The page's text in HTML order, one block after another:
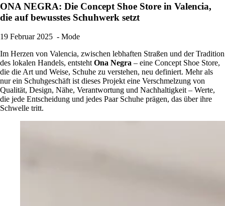
ONA NEGRA: Die Concept Shoe Store in Valencia,
die auf bewusstes Schuhwerk setzt
19 Februar 2025 - Mode
Im Herzen von Valencia, zwischen lebhaften Straßen und der Tradition
des lokalen Handels, entstehtOna Negra – eine Concept Shoe Store,
die die Art und Weise, Schuhe zu verstehen, neu definiert. Mehr als
nur ein Schuhgeschäft ist dieses Projekt eine Verschmelzung von
Qualität, Design, Nähe, Verantwortung und Nachhaltigkeit – Werte,
die jede Entscheidung und jedes Paar Schuhe prägen, das über ihre
Schwelle tritt.